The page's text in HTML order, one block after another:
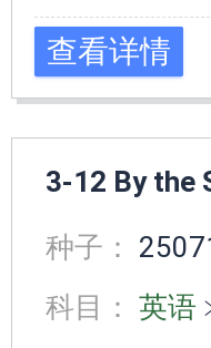
查看详情
3-12 By the
种子：
科目： 英语